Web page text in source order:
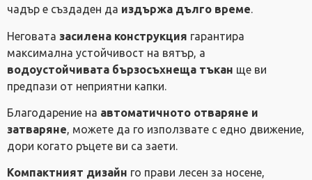
чадър е създаден да издържа дълго време.
Неговата засилена конструкция гарантира
максимална устойчивост на вятър, а
водоустойчивата бързосъхнеща тъкан ще ви
предпази от неприятни капки.
Благодарение на автоматичното отваряне и
затваряне, можете да го използвате с едно движение,
дори когато ръцете ви са заети.
Компактният дизайн го прави лесен за носене,